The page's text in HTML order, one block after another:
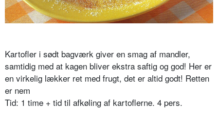
Kartofler i sødt bagværk giver en smag af mandler,
samtidig med at kagen bliver ekstra saftig og god! Her er
en virkelig lækker ret med frugt, det er altid godt! Retten
er nem
Tid: 1 time + tid til afkøling af kartoflerne. 4 pers.